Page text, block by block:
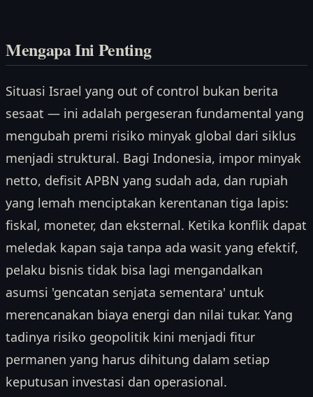
Mengapa Ini Penting
Situasi Israel yang out of control bukan berita
sesaat — ini adalah pergeseran fundamental yang
mengubah premi risiko minyak global dari siklus
menjadi struktural. Bagi Indonesia, impor minyak
netto, defisit APBN yang sudah ada, dan rupiah
yang lemah menciptakan kerentanan tiga lapis:
fiskal, moneter, dan eksternal. Ketika konflik dapat
meledak kapan saja tanpa ada wasit yang efektif,
pelaku bisnis tidak bisa lagi mengandalkan
asumsi 'gencatan senjata sementara' untuk
merencanakan biaya energi dan nilai tukar. Yang
tadinya risiko geopolitik kini menjadi fitur
permanen yang harus dihitung dalam setiap
keputusan investasi dan operasional.